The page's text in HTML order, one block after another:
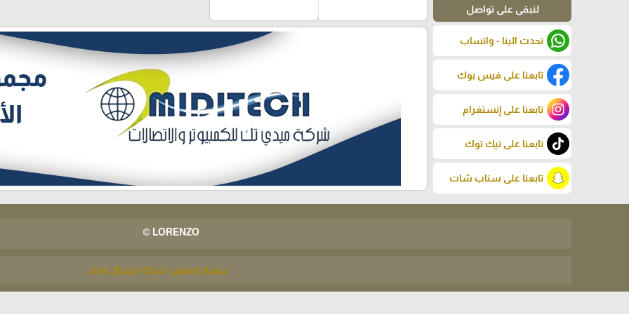
لنبقى على تواصل
تحدث الينا - واتساب
تابعنا على فيس بوك
تابعنا على إنستغرام
تابعنا على تيك توك
تابعنا على سناب شات
LORENZO ©
برمجة وتطوير شركة ديجيتال لايف